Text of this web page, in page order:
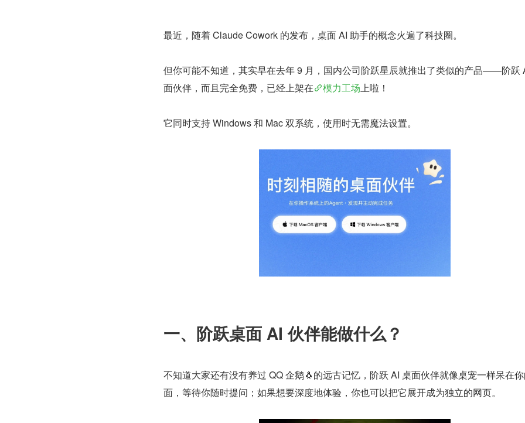
最近，随着 Claude Cowork 的发布，桌面 AI 助手的概念火遍了科技圈。
但你可能不知道，其实早在去年 9 月，国内公司阶跃星辰就推出了类似的产品——阶跃
面伙伴，而且完全免费，已经上架在
模力工场 上啦！
它同时支持 Windows 和 Mac 双系统，使用时无需魔法设置。
一、阶跃桌面 AI 伙伴能做什么？
不知道大家还有没有养过 QQ 企鹅🐧的远古记忆，阶跃 AI 桌面伙伴就像桌宠一样呆在
面，等待你随时提问；如果想要深度地体验，你也可以把它展开成为独立的网页。